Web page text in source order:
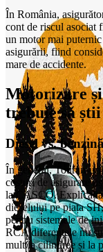
În România,
cont de riscul asociat
un motor mai puternic
asigurării, fiind
mare de accidente.
Motorizare
trebuie să știi
Diesel vs.
În general, Touran-
costuri de asigurare
la CASCO. Explicația
dieselului pe piața
pentru sistemele de
RCA diferențele nu
mult la cilindree și la